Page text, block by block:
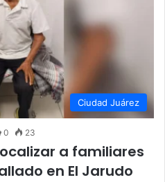
Ciudad Juárez
0 23
a familiares
en El Jarudo